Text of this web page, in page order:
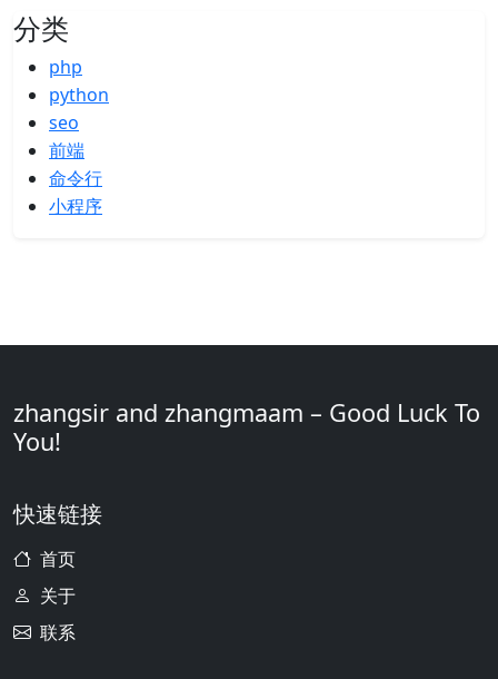
分类
php
python
seo
前端
命令行
小程序
zhangsir and zhangmaam – Good Luck To
You!
快速链接
首页
关于
联系